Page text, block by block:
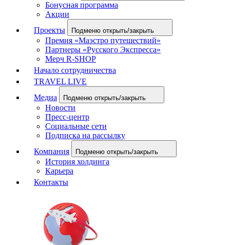
Бонусная программа
Акции
Проекты
Подменю открыть/закрыть
Премия «Маэстро путешествий»
Партнеры «Русского Экспресса»
Мерч R-SHOP
Начало сотрудничества
TRAVEL LIVE
Медиа
Подменю открыть/закрыть
Новости
Пресс-центр
Социальные сети
Подписка на рассылку
Компания
Подменю открыть/закрыть
История холдинга
Карьера
Контакты